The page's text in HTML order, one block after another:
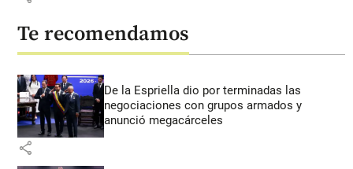
Te recomendamos
De la Espriella dio por terminadas las
negociaciones con grupos armados y
anunció megacárceles
share